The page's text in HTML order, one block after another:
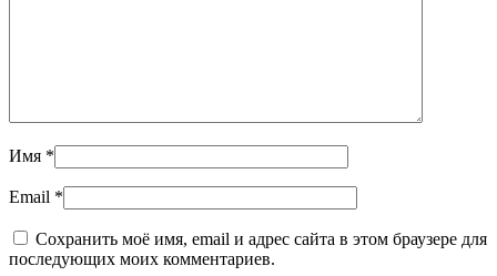
Имя *
Email *
Сохранить моё имя, email и адрес сайта в этом браузере для
последующих моих комментариев.